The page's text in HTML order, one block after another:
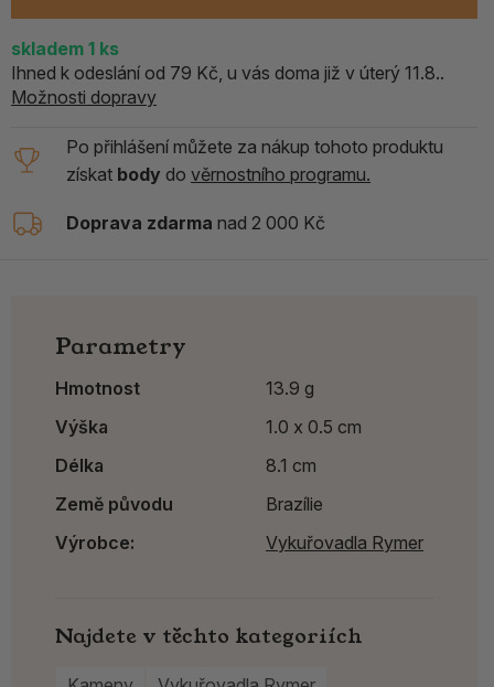
skladem 1 ks
Ihned k odeslání od 79 Kč, u vás doma již v úterý 11.8..
Možnosti dopravy
Po přihlášení můžete za nákup tohoto produktu
získat body do věrnostního programu.
Doprava zdarma nad 2 000 Kč
Parametry
Hmotnost
13.9 g
Výška
1.0 x 0.5 cm
Délka
8.1 cm
Země původu
Brazílie
Výrobce:
Vykuřovadla Rymer
Najdete v těchto kategoriích